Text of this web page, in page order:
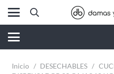
Inicio / DESECHABLES /